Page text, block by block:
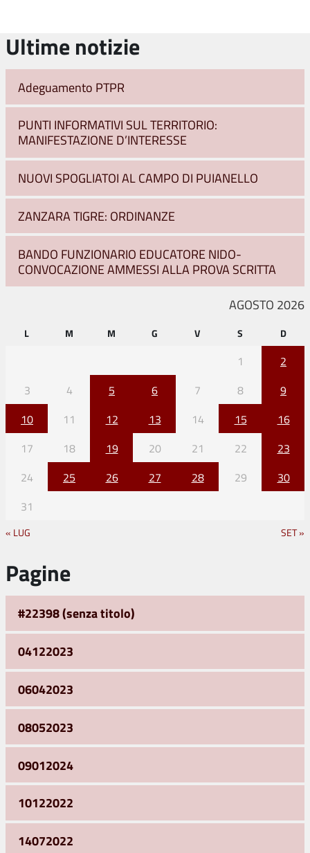
Ultime notizie
Adeguamento PTPR
PUNTI INFORMATIVI SUL TERRITORIO:
MANIFESTAZIONE D’INTERESSE
NUOVI SPOGLIATOI AL CAMPO DI PUIANELLO
ZANZARA TIGRE: ORDINANZE
BANDO FUNZIONARIO EDUCATORE NIDO-
CONVOCAZIONE AMMESSI ALLA PROVA SCRITTA
AGOSTO 2026
L M M G V S D
1
2
3
4 5 6 7 8
9
10
11 12 13 14 15
16
17
18 19 20 21 22
23
24
25 26 27 28 29
30
31
« LUG SET »
Pagine
#22398 (senza titolo)
04122023
06042023
08052023
09012024
10122022
14072022